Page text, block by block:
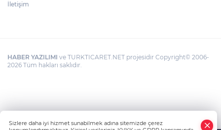
İletişim
HABER YAZILIMI ve TURKTICARET.NET projesidir Copyright© 2006-
2026 Tüm hakları saklıdır.
Sizlere daha iyi hizmet sunabilmek adına sitemizde çerez